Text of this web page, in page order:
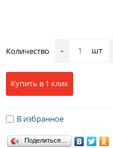
Количество - шт
Купить в 1 клик
В избранное
Поделиться…